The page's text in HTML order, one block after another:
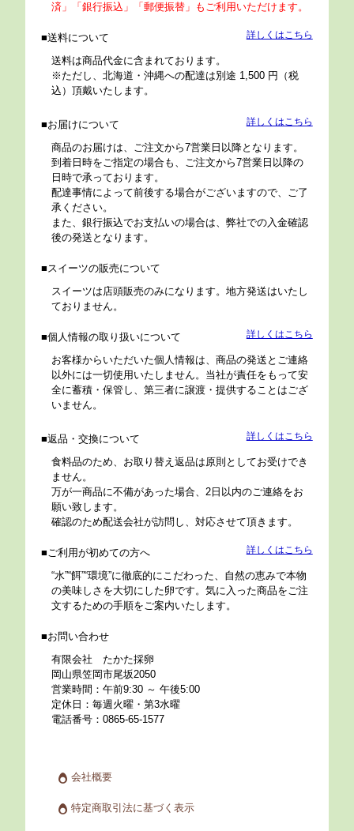
済」「銀行振込」「郵便振替」もご利用いただけます。
送料について 詳しくはこちら
送料は商品代金に含まれております。
※ただし、北海道・沖縄への配達は別途 1,500 円（税
込）頂戴いたします。
お届けについて 詳しくはこちら
商品のお届けは、ご注文から7営業日以降となります。
到着日時をご指定の場合も、ご注文から7営業日以降の
日時で承っております。
配達事情によって前後する場合がございますので、ご了
承ください。
また、銀行振込でお支払いの場合は、弊社での入金確認
後の発送となります。
スイーツの販売について
スイーツは店頭販売のみになります。地方発送はいたし
ておりません。
個人情報の取り扱いについて 詳しくはこちら
お客様からいただいた個人情報は、商品の発送とご連絡
以外には一切使用いたしません。当社が責任をもって安
全に蓄積・保管し、第三者に譲渡・提供することはござ
いません。
返品・交換について 詳しくはこちら
食料品のため、お取り替え返品は原則としてお受けでき
ません。
万が一商品に不備があった場合、2日以内のご連絡をお
願い致します。
確認のため配送会社が訪問し、対応させて頂きます。
ご利用が初めての方へ 詳しくはこちら
“水”“餌”“環境”に徹底的にこだわった、自然の恵みで本物
の美味しさを大切にした卵です。気に入った商品をご注
文するための手順をご案内いたします。
お問い合わせ
有限会社 たかた採卵
岡山県笠岡市尾坂2050
営業時間：午前9:30 ～ 午後5:00
定休日：毎週火曜・第3水曜
電話番号：0865-65-1577
会社概要
特定商取引法に基づく表示